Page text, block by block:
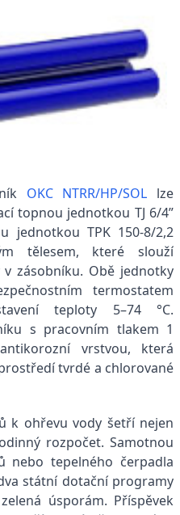
OKC NTRR/HP/SOL lze
topnou jednotkou TJ 6/4”
jednotkou TPK 150-8/2,2
tělesem, které slouží
zásobníku. Obě jednotky
termostatem
teploty 5–74 °C.
s pracovním tlakem 1
vrstvou, která
tvrdé a chlorované
k ohřevu vody šetří nejen
rozpočet. Samotnou
nebo tepelného čerpadla
státní dotační programy
úsporám. Příspěvek